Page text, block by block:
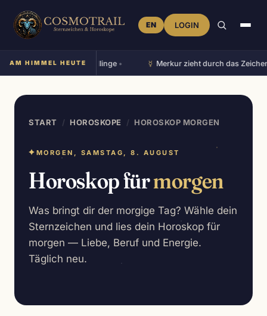
EN LOGIN
AM HIMMEL HEUTE
steht im Zeichen Zwillinge• Merkur zieht durch das Zeichen
START / HOROSKOPE / HOROSKOP MORGEN
✦ MORGEN, SAMSTAG, 8. AUGUST
Horoskop fürmorgen
Was bringt dir der morgige Tag? Wähle dein
Sternzeichen und lies dein Horoskop für
morgen — Liebe, Beruf und Energie.
Täglich neu.